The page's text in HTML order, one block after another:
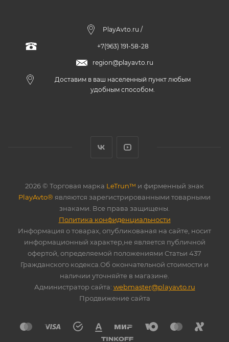
PlayAvto.ru /
+7(963) 191-58-28
region@playavto.ru
Доставим в ваш населенный пункт любым
удобным способом.
2026 © Торговая марка LeTrun™ и фирменный знак
PlayAvto® являются зарегистрированными товарными
знаками. Все права защищены.
Политика конфиденциальности
Информация о товарах, опубликованая на сайте, носит
информационный характер,не является публичной
офертой, определяемой положениями Статьи 437
Гражданского кодекса.Об окончательной стоимости и
наличии уточняйте в магазине.
Администратор сайта: webmaster@playavto.ru
Продвижение сайта